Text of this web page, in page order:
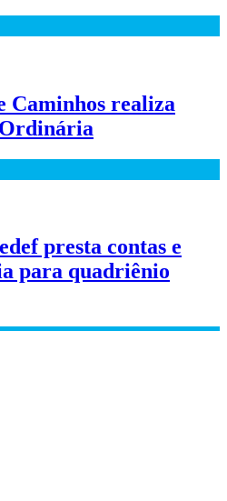
Caminhos realiza
presta contas e
para quadriênio